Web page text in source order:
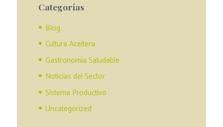
Categorías
Blog
Cultura Aceitera
Gastronomía Saludable
Noticias del Sector
Sistema Productivo
Uncategorized